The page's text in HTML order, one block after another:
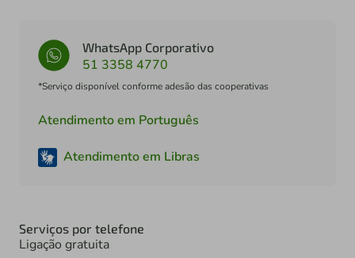
WhatsApp Corporativo
51 3358 4770
*Serviço disponível conforme adesão das cooperativas
Atendimento em Português
Atendimento em Libras
Serviços por telefone
Ligação gratuita